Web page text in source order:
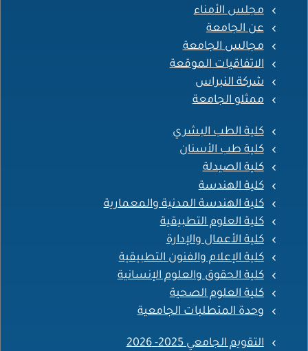
مجلس الأمناء
عن الجامعة
مجالس الجامعة
الاتفاقيات الموقعة
شركة النبراس
ممثلو الجامعة
كلية الطب البشري
كلية طب الأسنان
كلية الصيدلة
كلية الهندسة
كلية الهندسة المدنية والمعمارية
كلية العلوم التطبيقية
كلية الأعمال والإدارة
كلية الإعلام والفنون التطبيقية
كلية الحقوق والعلوم الإنسانية
كلية العلوم الصحية
وحدة المتطلبات الجامعية
التقويم الجامعي 2025- 2026